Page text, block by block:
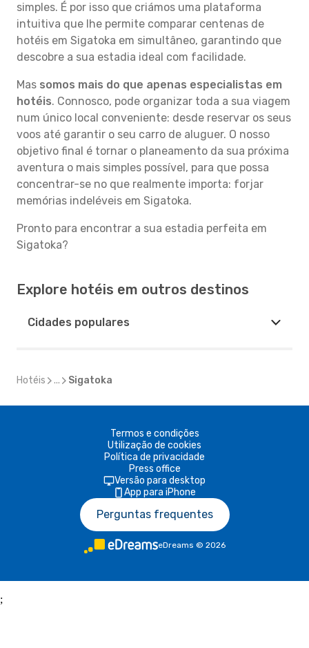
simples. É por isso que criámos uma plataforma
intuitiva que lhe permite comparar centenas de
hotéis em Sigatoka em simultâneo, garantindo que
descobre a sua estadia ideal com facilidade.
Mas somos mais do que apenas especialistas em
hotéis. Connosco, pode organizar toda a sua viagem
num único local conveniente: desde reservar os seus
voos até garantir o seu carro de aluguer. O nosso
objetivo final é tornar o planeamento da sua próxima
aventura o mais simples possível, para que possa
concentrar-se no que realmente importa: forjar
memórias indeléveis em Sigatoka.
Pronto para encontrar a sua estadia perfeita em
Sigatoka?
Explore hotéis em outros destinos
Cidades populares
Hotéis ... Sigatoka
Termos e condições
Utilização de cookies
Política de privacidade
Press office
Versão para desktop
App para iPhone
Perguntas frequentes
eDreams © 2026
;